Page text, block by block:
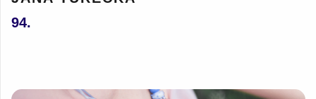
94.